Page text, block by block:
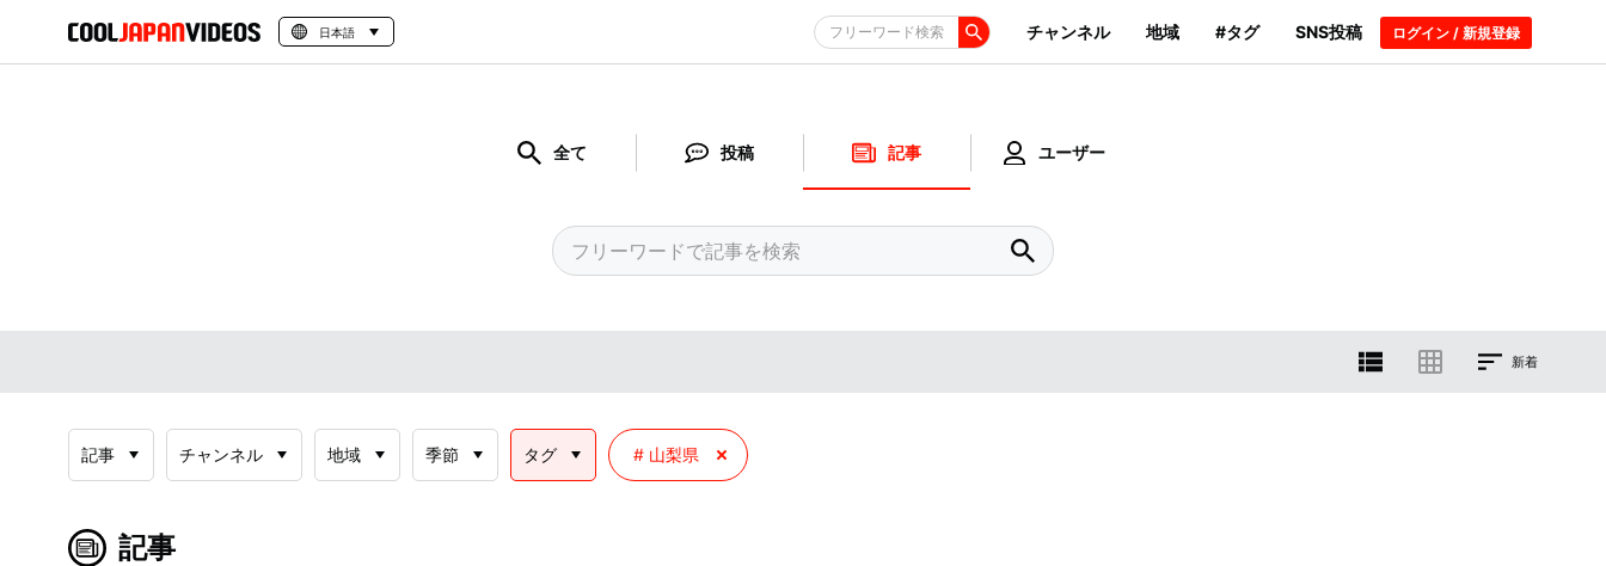
日本語 フリーワード検索 チャンネル 地域 #タグ SNS投稿 ログイン / 新規登録
全て 投稿 記事 ユーザー
新着
記事 チャンネル 地域 季節 タグ 山梨県
記事